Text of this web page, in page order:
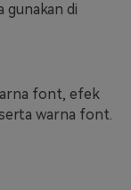
gunakan di
font, efek
warna font.